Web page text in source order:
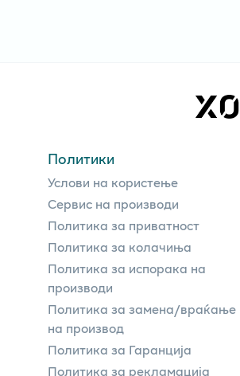
Политики
Услови на користење
Сервис на производи
Политика за приватност
Политика за колачиња
Политика за испорака на
производи
Политика за замена/враќање
на производ
Политика за Гаранција
Политика за рекламација